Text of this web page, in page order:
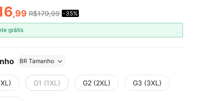
AND AVAILABILITY
,99 R$179,99 -35%
grátis
BR Tamanho
G1 (1XL) G2 (2XL) G3 (3XL)